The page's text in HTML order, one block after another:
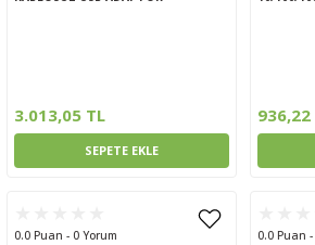
3.013,05 TL
SEPETE EKLE
936,22
0.0 Puan - 0 Yorum
0.0 Puan